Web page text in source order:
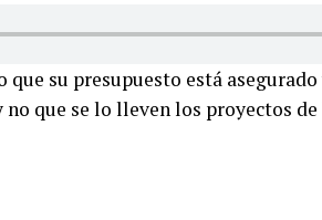
su presupuesto está
que se lo lleven los proyectos